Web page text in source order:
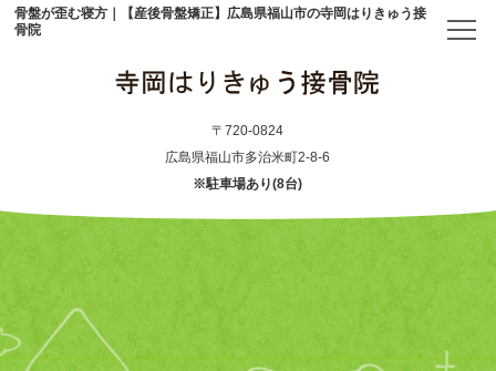
骨盤が歪む寝方｜【産後骨盤矯正】広島県福山市の寺岡はりきゅう接
骨院
〒720-0824
広島県福山市多治米町2-8-6
※駐車場あり(8台)
初めての方へ
アクセス